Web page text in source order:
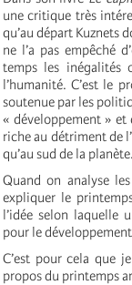
une critique très
qu’au départ Kuznets
ne l’a pas empêché
temps les inégalités
l’humanité. C’est le
soutenue par les
« développement »
riche au détriment de
qu’au sud de la planète.
Quand on analyse
expliquer le
l’idée selon laquelle
pour le
C’est pour cela que
propos du printemps